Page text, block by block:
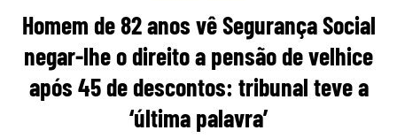
Homem de 82 anos vê Segurança Social
negar-lhe o direito a pensão de velhice
após 45 de descontos: tribunal teve a
‘última palavra’